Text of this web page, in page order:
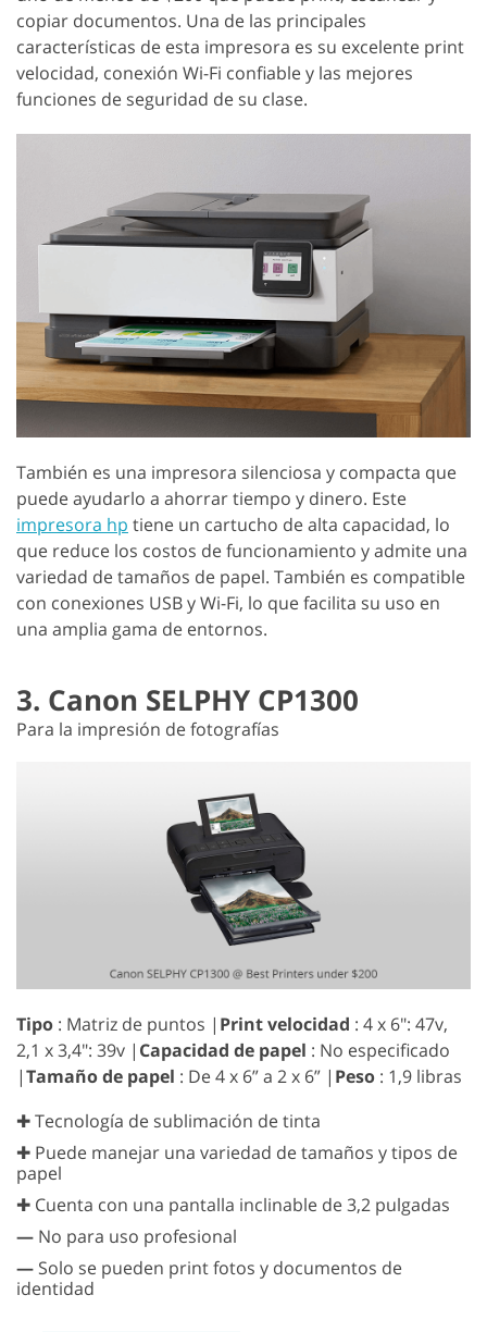
copiar documentos. Una de las principales
características de esta impresora es su excelente print
velocidad, conexión Wi-Fi confiable y las mejores
funciones de seguridad de su clase.
También es una impresora silenciosa y compacta que
puede ayudarlo a ahorrar tiempo y dinero. Este
impresora hp tiene un cartucho de alta capacidad, lo
que reduce los costos de funcionamiento y admite una
variedad de tamaños de papel. También es compatible
con conexiones USB y Wi-Fi, lo que facilita su uso en
una amplia gama de entornos.
3. Canon SELPHY CP1300
Para la impresión de fotografías
Tipo : Matriz de puntos | Print velocidad : 4 x 6": 47v,
2,1 x 3,4": 39v | Capacidad de papel : No especificado
|Tamaño de papel : De 4 x 6” a 2 x 6” | Peso : 1,9 libras
✚ Tecnología de sublimación de tinta
✚ Puede manejar una variedad de tamaños y tipos de
papel
✚ Cuenta con una pantalla inclinable de 3,2 pulgadas
— No para uso profesional
— Solo se pueden print fotos y documentos de
identidad